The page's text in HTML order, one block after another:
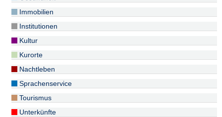
Immobilien
Institutionen
Kultur
Kurorte
Nachtleben
Sprachenservice
Tourismus
Unterkünfte